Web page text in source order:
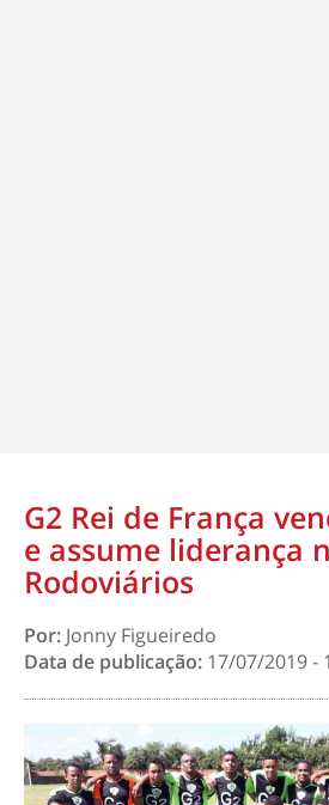
G2 Rei de França
e assume liderança
Rodoviários
Por: Jonny Figueiredo
Data de publicação: 17/07/2019 -